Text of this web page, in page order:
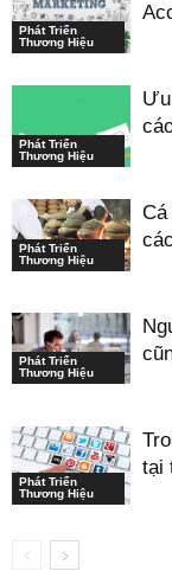
Phát Triển
Thương Hiệu
Phát Triển
Thương Hiệu
Phát Triển
Thương Hiệu
Cá
Phát Triển
Thương Hiệu
Phát Triển
Thương Hiệu
tại